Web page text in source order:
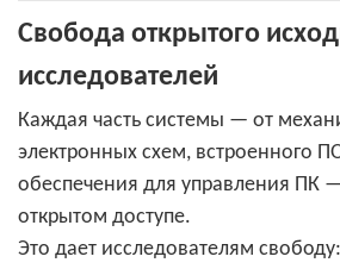
Свобода открытого
исследователей
Каждая часть системы — от
электронных схем, встроенного
обеспечения для управления ПК
открытом доступе.
Это дает исследователям свободу: